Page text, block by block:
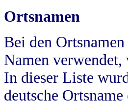
Ortsnamen
Bei den
Namen
In dieser Liste
deutsche